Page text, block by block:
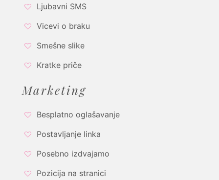
Ljubavni SMS
Vicevi o braku
Smešne slike
Kratke priče
Marketing
Besplatno oglašavanje
Postavljanje linka
Posebno izdvajamo
Pozicija na stranici